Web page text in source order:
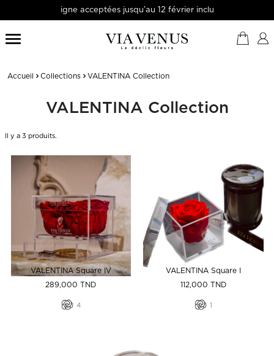
ne acceptées jusqu’au 12 février inclus

Accueil Collections VALENTINA Collection
VALENTINA Collection
Il y a 3 produits.
VALENTINA Square IV
Prix
289,000 TND
4
VALENTINA Square I
Prix
112,000 TND
1